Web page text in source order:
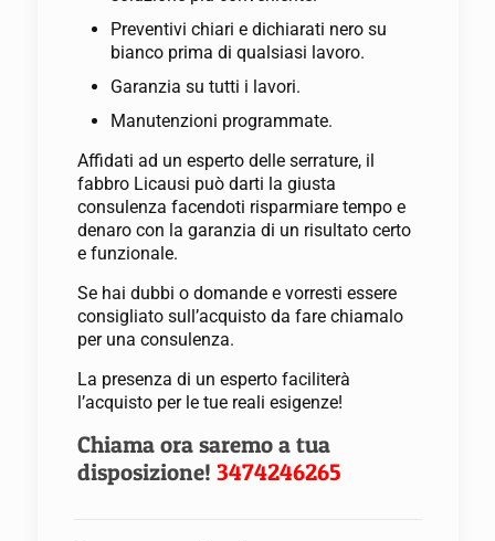
Preventivi chiari e dichiarati nero su
bianco prima di qualsiasi lavoro.
Garanzia su tutti i lavori.
Manutenzioni programmate.
Affidati ad un esperto delle serrature, il
fabbro Licausi può darti la giusta
consulenza facendoti risparmiare tempo e
denaro con la garanzia di un risultato certo
e funzionale.
Se hai dubbi o domande e vorresti essere
consigliato sull’acquisto da fare chiamalo
per una consulenza.
La presenza di un esperto faciliterà
l’acquisto per le tue reali esigenze!
Chiama ora saremo a tua
disposizione! 3474246265